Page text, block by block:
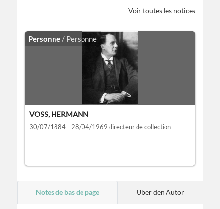
Voir toutes les notices
Personne / Personne
VOSS, HERMANN
30/07/1884 - 28/04/1969 directeur de collection
Notes de bas de page Über den Autor